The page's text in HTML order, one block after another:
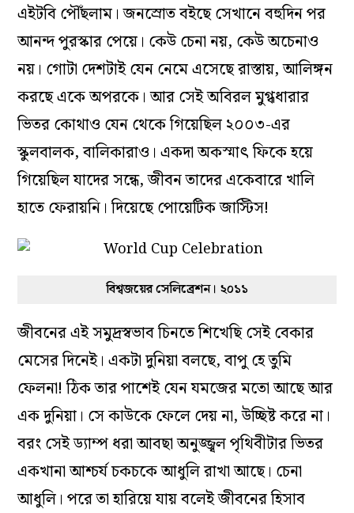
এইটবি পৌঁছলাম। জনস্রোত বইছে সেখানে বহুদিন পর
আনন্দ পুরস্কার পেয়ে। কেউ চেনা নয়, কেউ অচেনাও
নয়। গোটা দেশটাই যেন নেমে এসেছে রাস্তায়, আলিঙ্গন
করছে একে অপরকে। আর সেই অবিরল মুগ্ধধারার
ভিতর কোথাও যেন থেকে গিয়েছিল ২০০৩-এর
স্কুলবালক, বালিকারাও। একদা অকস্মাৎ ফিকে হয়ে
গিয়েছিল যাদের সন্ধে, জীবন তাদের একেবারে খালি
হাতে ফেরায়নি। দিয়েছে পোয়েটিক জাস্টিস!
বিশ্বজয়ের সেলিব্রেশন। ২০১১
জীবনের এই সমুদ্রস্বভাব চিনতে শিখেছি সেই বেকার
মেসের দিনেই। একটা দুনিয়া বলছে, বাপু হে তুমি
ফেলনা! ঠিক তার পাশেই যেন যমজের মতো আছে আর
এক দুনিয়া। সে কাউকে ফেলে দেয় না, উচ্ছিষ্ট করে না।
বরং সেই ড্যাম্প ধরা আবছা অনুজ্জ্বল পৃথিবীটার ভিতর
একখানা আশ্চর্য চকচকে আধুলি রাখা আছে। চেনা
আধুলি। পরে তা হারিয়ে যায় বলেই জীবনের হিসাব